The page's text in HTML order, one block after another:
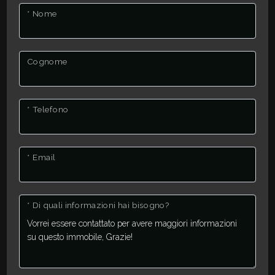
* Nome
Cognome
* Telefono
* Email
* Di quali informazioni hai bisogno?
5
Camere
minime
Qualsiasi
1